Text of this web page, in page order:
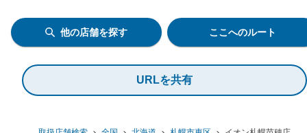
他の店舗を探す ここへのルート
URLを共有